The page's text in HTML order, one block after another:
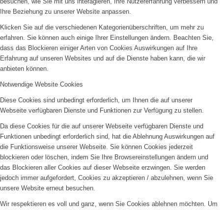
Ihre Beziehung zu unserer Website anpassen.
Klicken Sie auf die verschiedenen Kategorienüberschriften, um mehr zu
erfahren. Sie können auch einige Ihrer Einstellungen ändern. Beachten Sie,
dass das Blockieren einiger Arten von Cookies Auswirkungen auf Ihre
Erfahrung auf unseren Websites und auf die Dienste haben kann, die wir
anbieten können.
Notwendige Website Cookies
Diese Cookies sind unbedingt erforderlich, um Ihnen die auf unserer
Webseite verfügbaren Dienste und Funktionen zur Verfügung zu stellen.
Da diese Cookies für die auf unserer Webseite verfügbaren Dienste und
Funktionen unbedingt erforderlich sind, hat die Ablehnung Auswirkungen auf
die Funktionsweise unserer Webseite. Sie können Cookies jederzeit
blockieren oder löschen, indem Sie Ihre Browsereinstellungen ändern und
das Blockieren aller Cookies auf dieser Webseite erzwingen. Sie werden
jedoch immer aufgefordert, Cookies zu akzeptieren / abzulehnen, wenn Sie
unsere Website erneut besuchen.
Wir respektieren es voll und ganz, wenn Sie Cookies ablehnen möchten. Um